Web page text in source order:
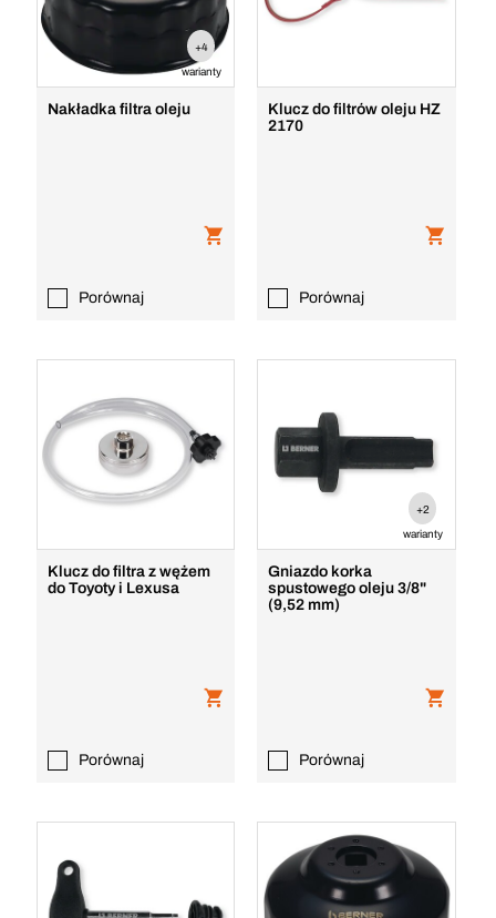
+4
warianty
Nakładka filtra oleju
Porównaj
Klucz do filtrów oleju HZ
2170
Porównaj
Klucz do filtra z wężem
do Toyoty i Lexusa
Porównaj
+2
warianty
Gniazdo korka
spustowego oleju 3/8"
(9,52 mm)
Porównaj